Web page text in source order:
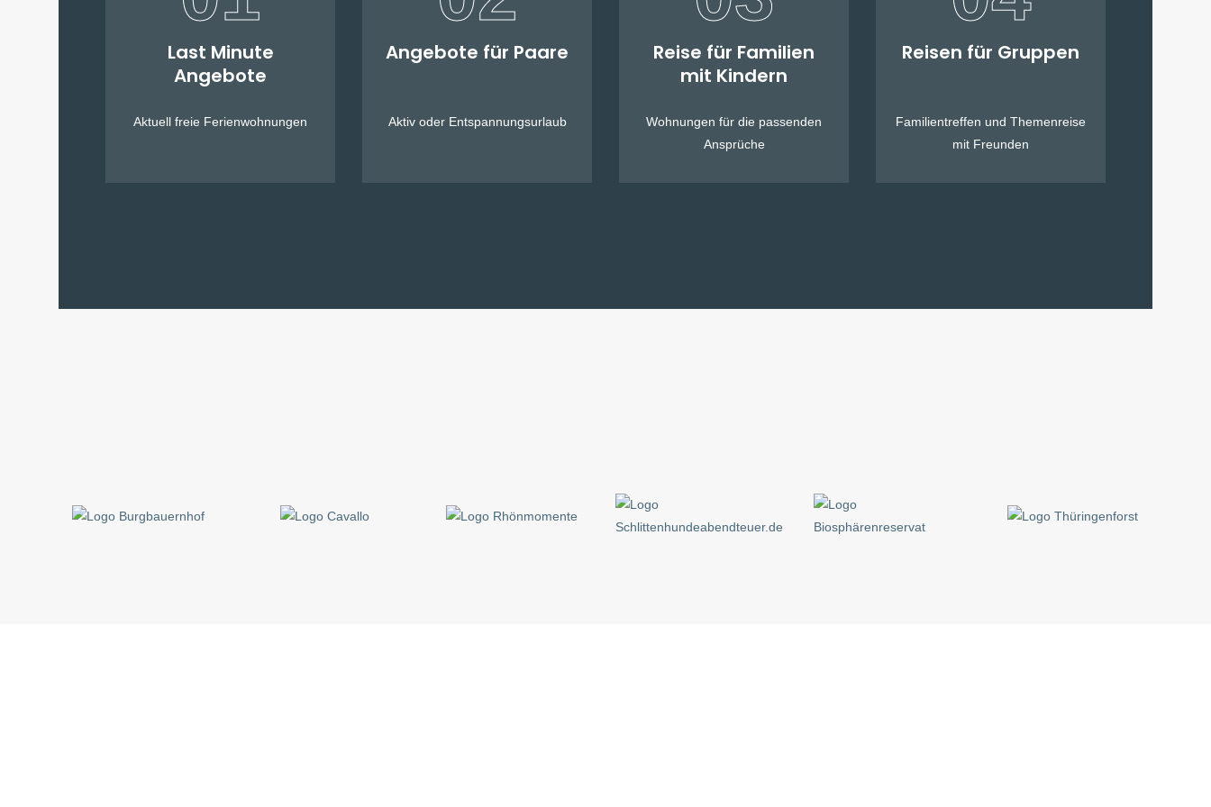
Last Minute
Angebote
Aktuell freie Ferienwohnungen
Angebote für Paare
Aktiv oder Entspannungsurlaub
Reise für Familien
mit Kindern
Wohnungen für die passenden
Ansprüche
Reisen für Gruppen
Familientreffen und Themenreise
mit Freunden